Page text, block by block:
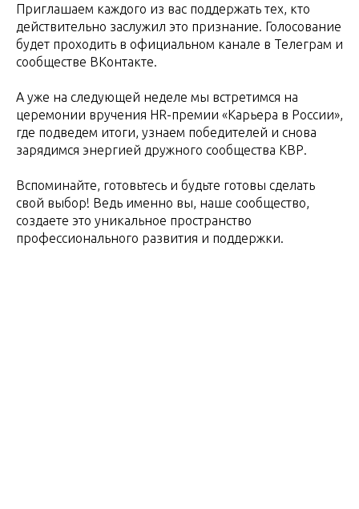
Приглашаем каждого из вас поддержать тех, кто
действительно заслужил это признание. Голосование
будет проходить в официальном канале в Телеграм и
сообществе ВКонтакте.
А уже на следующей неделе мы встретимся на
церемонии вручения HR-премии «Карьера в России»,
где подведем итоги, узнаем победителей и снова
зарядимся энергией дружного сообщества КВР.
Вспоминайте, готовьтесь и будьте готовы сделать
свой выбор! Ведь именно вы, наше сообщество,
создаете это уникальное пространство
профессионального развития и поддержки.